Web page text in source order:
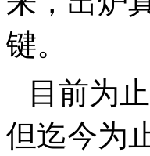
键。
目前为
但迄今为